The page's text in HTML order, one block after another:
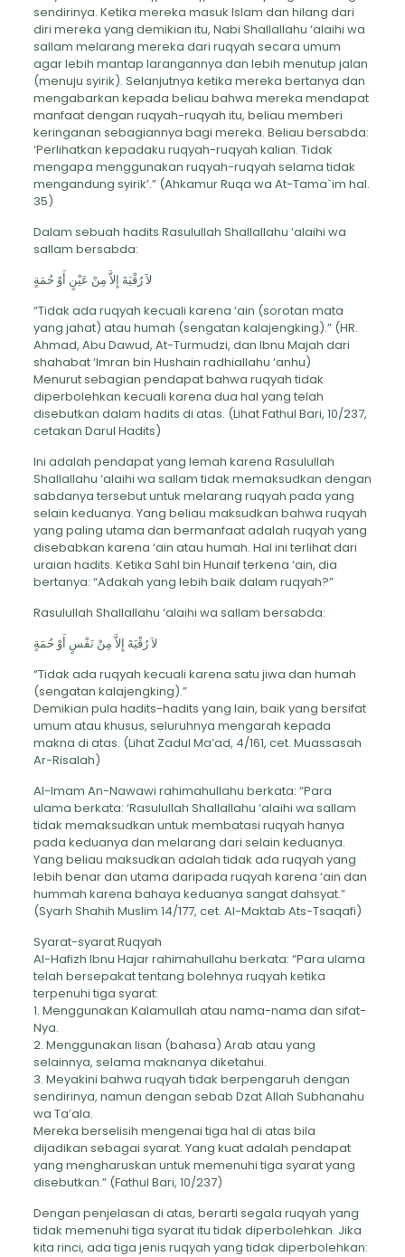
sendirinya. Ketika mereka masuk Islam dan hilang dari
diri mereka yang demikian itu, Nabi Shallallahu ‘alaihi wa
sallam melarang mereka dari ruqyah secara umum
agar lebih mantap larangannya dan lebih menutup jalan
(menuju syirik). Selanjutnya ketika mereka bertanya dan
mengabarkan kepada beliau bahwa mereka mendapat
manfaat dengan ruqyah-ruqyah itu, beliau memberi
keringanan sebagiannya bagi mereka. Beliau bersabda:
‘Perlihatkan kepadaku ruqyah-ruqyah kalian. Tidak
mengapa menggunakan ruqyah-ruqyah selama tidak
mengandung syirik’.” (Ahkamur Ruqa wa At-Tama`im hal.
35)
Dalam sebuah hadits Rasulullah Shallallahu ‘alaihi wa
sallam bersabda:
لاَ رُقْيَةَ إِلاَّ مِنْ عَيْنٍ أَوْ حُمَةٍ
“Tidak ada ruqyah kecuali karena ‘ain (sorotan mata
yang jahat) atau humah (sengatan kalajengking).” (HR.
Ahmad, Abu Dawud, At-Turmudzi, dan Ibnu Majah dari
shahabat ‘Imran bin Hushain radhiallahu ‘anhu)
Menurut sebagian pendapat bahwa ruqyah tidak
diperbolehkan kecuali karena dua hal yang telah
disebutkan dalam hadits di atas. (Lihat Fathul Bari, 10/237,
cetakan Darul Hadits)
Ini adalah pendapat yang lemah karena Rasulullah
Shallallahu ‘alaihi wa sallam tidak memaksudkan dengan
sabdanya tersebut untuk melarang ruqyah pada yang
selain keduanya. Yang beliau maksudkan bahwa ruqyah
yang paling utama dan bermanfaat adalah ruqyah yang
disebabkan karena ‘ain atau humah. Hal ini terlihat dari
uraian hadits. Ketika Sahl bin Hunaif terkena ‘ain, dia
bertanya: “Adakah yang lebih baik dalam ruqyah?”
Rasulullah Shallallahu ‘alaihi wa sallam bersabda:
لاَ رُقْيَةَ إِلاَّ مِنْ نَفْسٍ أَوْ حُمَةٍ
“Tidak ada ruqyah kecuali karena satu jiwa dan humah
(sengatan kalajengking).”
Demikian pula hadits-hadits yang lain, baik yang bersifat
umum atau khusus, seluruhnya mengarah kepada
makna di atas. (Lihat Zadul Ma’ad, 4/161, cet. Muassasah
Ar-Risalah)
Al-Imam An-Nawawi rahimahullahu berkata: “Para
ulama berkata: ‘Rasulullah Shallallahu ‘alaihi wa sallam
tidak memaksudkan untuk membatasi ruqyah hanya
pada keduanya dan melarang dari selain keduanya.
Yang beliau maksudkan adalah tidak ada ruqyah yang
lebih benar dan utama daripada ruqyah karena ‘ain dan
hummah karena bahaya keduanya sangat dahsyat.”
(Syarh Shahih Muslim 14/177, cet. Al-Maktab Ats-Tsaqafi)
Syarat-syarat Ruqyah
Al-Hafizh Ibnu Hajar rahimahullahu berkata: “Para ulama
telah bersepakat tentang bolehnya ruqyah ketika
terpenuhi tiga syarat:
1. Menggunakan Kalamullah atau nama-nama dan sifat-
Nya.
2. Menggunakan lisan (bahasa) Arab atau yang
selainnya, selama maknanya diketahui.
3. Meyakini bahwa ruqyah tidak berpengaruh dengan
sendirinya, namun dengan sebab Dzat Allah Subhanahu
wa Ta’ala.
Mereka berselisih mengenai tiga hal di atas bila
dijadikan sebagai syarat. Yang kuat adalah pendapat
yang mengharuskan untuk memenuhi tiga syarat yang
disebutkan.” (Fathul Bari, 10/237)
Dengan penjelasan di atas, berarti segala ruqyah yang
tidak memenuhi tiga syarat itu tidak diperbolehkan. Jika
kita rinci, ada tiga jenis ruqyah yang tidak diperbolehkan: